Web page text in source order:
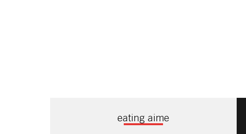
eating aime